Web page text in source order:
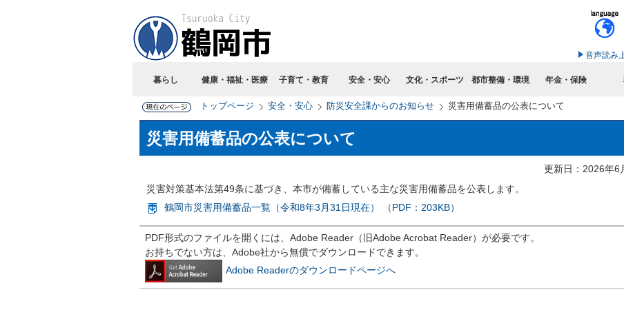
音声読み
暮らし 健康・福祉・医療 子育て・教育 安全・安心 文化・スポーツ 都市整備・環境 年金・保険
トップページ 安全・安心 防災安全課からのお知らせ 災害用備蓄品の公表について
災害用備蓄品の公表について
更新日：2026年6
災害対策基本法第49条に基づき、本市が備蓄している主な災害用備蓄品を公表します。
鶴岡市災害用備蓄品一覧（令和8年3月31日現在） （PDF：203KB）
PDF形式のファイルを開くには、Adobe Reader（旧Adobe Acrobat Reader）が必要です。
お持ちでない方は、Adobe社から無償でダウンロードできます。
Adobe Readerのダウンロードページへ